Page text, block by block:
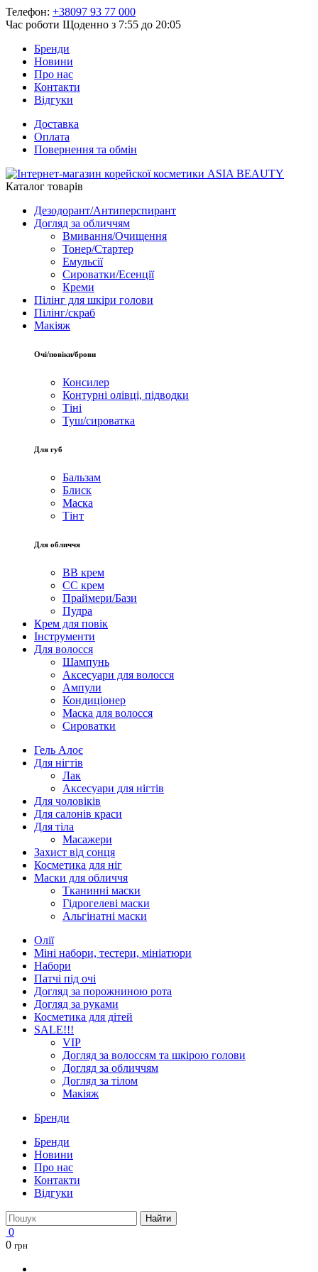
Телефон: +38097 93 77 000
Час роботи Щоденно з 7:55 до 20:05
Бренди
Новини
Про нас
Контакти
Відгуки
Доставка
Оплата
Повернення та обмін
Каталог товарів
Дезодорант/Антиперспирант
Догляд за обличчям
Вмивання/Очищення
Тонер/Стартер
Емульсії
Сироватки/Есенції
Креми
Пілінг для шкіри голови
Пілінг/скраб
Макіяж
Очі/повіки/брови
Консилер
Контурні олівці, підводки
Тіні
Туш/сироватка
Для губ
Бальзам
Блиск
Маска
Тінт
Для обличчя
BB крем
CC крем
Праймери/Бази
Пудра
Крем для повік
Інструменти
Для волосся
Шампунь
Аксесуари для волосся
Ампули
Кондиціонер
Маска для волосся
Сироватки
Гель Алоє
Для нігтів
Лак
Аксесуари для нігтів
Для чоловіків
Для салонів краси
Для тіла
Масажери
Захист від сонця
Косметика для ніг
Маски для обличчя
Тканинні маски
Гідрогелеві маски
Альгінатні маски
Олії
Міні набори, тестери, мініатюри
Набори
Патчі під очі
Догляд за порожниною рота
Догляд за руками
Косметика для дітей
SALE!!!
VIP
Догляд за волоссям та шкірою голови
Догляд за обличчям
Догляд за тілом
Макіяж
Бренди
Бренди
Новини
Про нас
Контакти
Відгуки
Найти
0
0 грн